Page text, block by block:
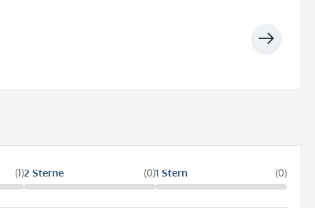
(1)2 Sterne (0)1 Stern (0)